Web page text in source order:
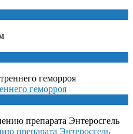
геморроя
препарата Энтеросгель